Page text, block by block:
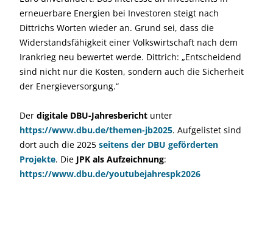
erneuerbare Energien bei Investoren steigt nach
Dittrichs Worten wieder an. Grund sei, dass die
Widerstandsfähigkeit einer Volkswirtschaft nach dem
Irankrieg neu bewertet werde. Dittrich: „Entscheidend
sind nicht nur die Kosten, sondern auch die Sicherheit
der Energieversorgung.“
Der digitale DBU-Jahresbericht unter
https://www.dbu.de/themen-jb2025. Aufgelistet sind
dort auch die 2025 seitens der DBU geförderten
Projekte. Die JPK als Aufzeichnung:
https://www.dbu.de/youtubejahrespk2026